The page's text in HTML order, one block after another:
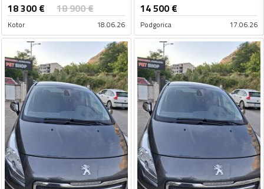
18 300€ 18 900€
Kotor 18.06.26
14 500€
Podgorica 17.06.26